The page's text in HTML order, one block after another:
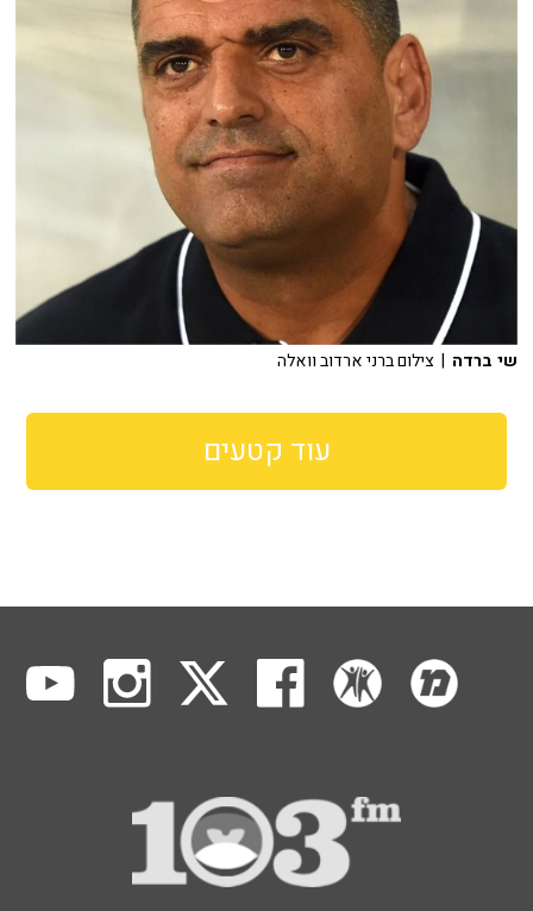
שי ברדה | צילום ברני ארדוב וואלה
עוד קטעים